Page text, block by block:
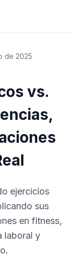
de 2025
vs.
ejercicios
sus
en fitness,
laboral y